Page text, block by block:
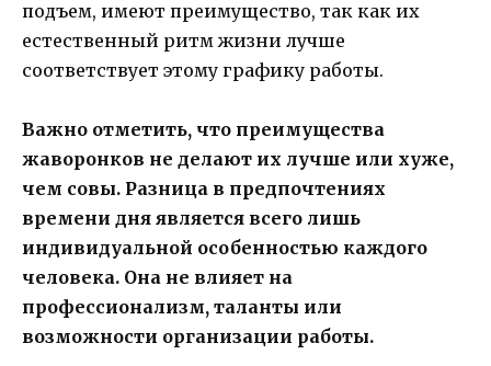
подъем, имеют преимущество, так как их
естественный ритм жизни лучше
соответствует этому графику работы.
Важно отметить, что преимущества
жаворонков не делают их лучше или хуже,
чем совы. Разница в предпочтениях
времени дня является всего лишь
индивидуальной особенностью каждого
человека. Она не влияет на
профессионализм, таланты или
возможности организации работы.